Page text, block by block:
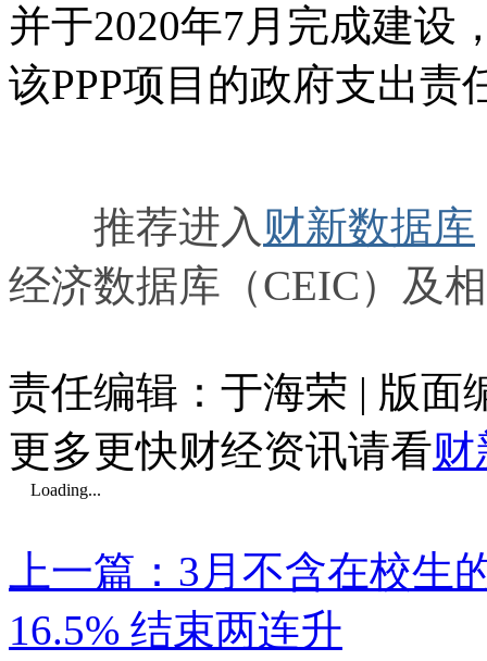
并于2020年7月完成建设
该PPP项目的政府支出责
推荐进入 财新数据库
经济数据库（CEIC）及
责任编辑：于海荣 | 版面
更多更快财经资讯请看财
Loading...
上一篇：3月不含在校
16.5% 结束两连升